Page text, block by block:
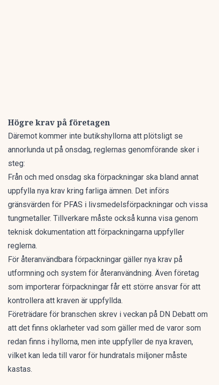
Högre krav på företagen
Däremot kommer inte butikshyllorna att plötsligt se
annorlunda ut på onsdag, reglernas genomförande sker i
steg:
Från och med onsdag ska förpackningar ska bland annat
uppfylla nya krav kring farliga ämnen. Det införs
gränsvärden för PFAS i livsmedelsförpackningar och vissa
tungmetaller. Tillverkare måste också kunna visa genom
teknisk dokumentation att förpackningarna uppfyller
reglerna.
För återanvändbara förpackningar gäller nya krav på
utformning och system för återanvändning. Även företag
som importerar förpackningar får ett större ansvar för att
kontrollera att kraven är uppfyllda.
Företrädare för branschen skrev i veckan på DN Debatt om
att det finns oklarheter vad som gäller med de varor som
redan finns i hyllorna, men inte uppfyller de nya kraven,
vilket kan leda till varor för hundratals miljoner måste
kastas.